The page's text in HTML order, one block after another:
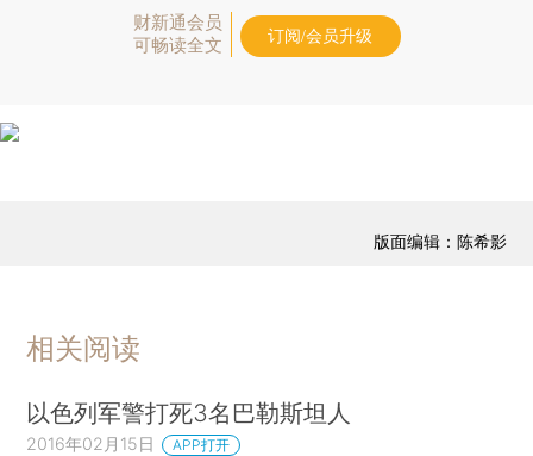
财新通会员
可畅读全文
订阅/会员升级
版面编辑：陈希影
相关阅读
以色列军警打死3名巴勒斯坦人
2016年02月15日 APP打开